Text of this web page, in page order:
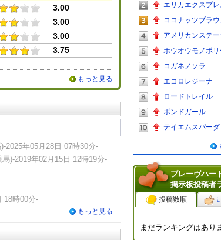
3.00
3.00
3.00
3.75
もっと見る
2025年05月28日 07時30分-
馬)-2019年02月15日 12時19分-
18時00分-
もっと見る
エリカエクスプレ
ココナッツブラウ
アメリカンステー
ホウオウモノポリ
コガネノソラ
エコロレジーナ
ロードトレイル
ボンドガール
テイエムスパーダ
ブレーヴハー
掲示板投稿者
投稿数順
まだランキングはあり